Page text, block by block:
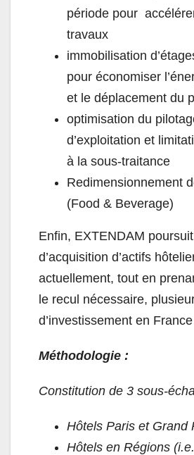
période pour
travaux
immobilisation
pour économiser
et le déplacement du
optimisation du
d’exploitation et
à la sous-traitance
Redimensionnement
(Food & Beverage)
Enfin, EXTENDAM
d’acquisition d’actifs
actuellement, tout en
le recul nécessaire,
d’investissement en
Méthodologie :
Constitution de 3 sous-
Hôtels Paris et Grand
Hôtels en Régions